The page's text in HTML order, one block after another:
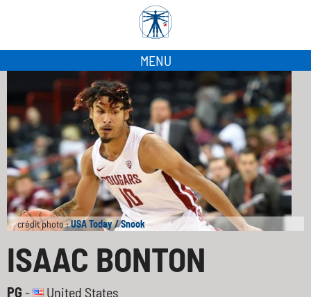
MENU
crédit photo :USA Today / Snook
ISAAC BONTON
PG -
United States